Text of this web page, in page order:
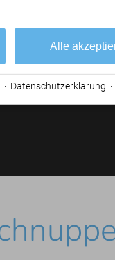
Alle
· Datenschutzerklärung ·